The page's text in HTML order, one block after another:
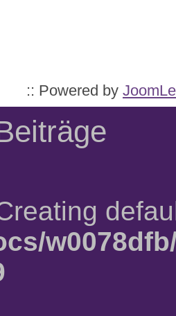
:: Powered by